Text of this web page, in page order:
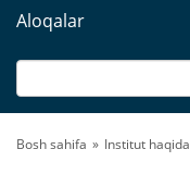
Aloqalar
Bosh sahifa Institut haqida